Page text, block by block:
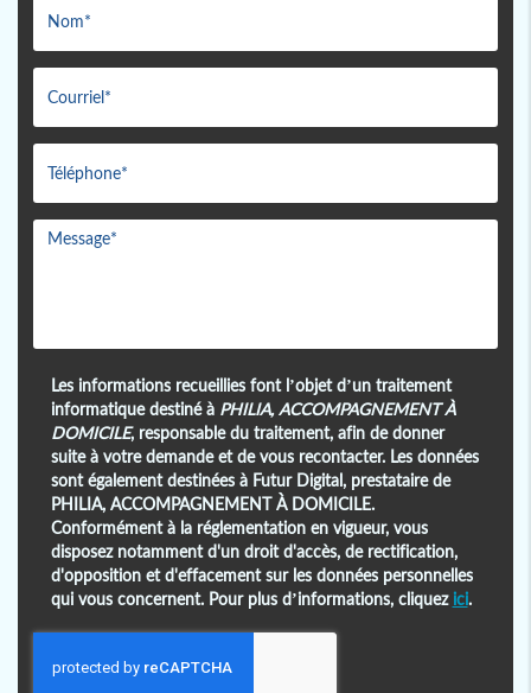
Les informations recueillies font l’objet d’un traitement
informatique destiné àPHILIA, ACCOMPAGNEMENT À
DOMICILE, responsable du traitement, afin de donner
suite à votre demande et de vous recontacter. Les données
sont également destinées à Futur Digital, prestataire de
PHILIA, ACCOMPAGNEMENT À DOMICILE.
Conformément à la réglementation en vigueur, vous
disposez notamment d'un droit d'accès, de rectification,
d'opposition et d'effacement sur les données personnelles
qui vous concernent. Pour plus d’informations, cliquez ici.